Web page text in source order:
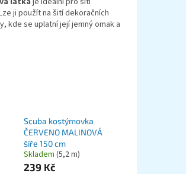
ji použít na šití dekoračních
kde se uplatní její jemný omak a
Scuba kostýmovka
ČERVENO MALINOVÁ
šíře 150 cm
Skladem (5,2 m)
239 Kč